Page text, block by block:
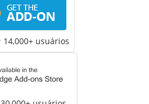
14,000+ usuários